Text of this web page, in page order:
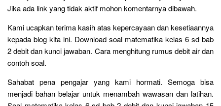
Jika ada link yang tidak aktif mohon komentarnya dibawah.
Kami ucapkan terima kasih atas kepercayaan dan kesetiaannya
kepada blog kita ini. Download soal matematika kelas 6 sd bab
2 debit dan kunci jawaban. Cara menghitung rumus debit air dan
contoh soal.
Sahabat pena pengajar yang kami hormati. Semoga bisa
menjadi bahan belajar untuk menambah wawasan dan latihan.